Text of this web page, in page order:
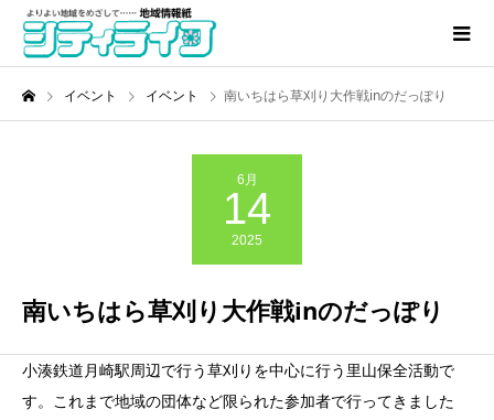
イベント イベント 南いちはら草刈り大作戦inのだっぽり
6月
14
2025
南いちはら草刈り大作戦inのだっぽり
小湊鉄道月崎駅周辺で行う草刈りを中心に行う里山保全活動で
す。これまで地域の団体など限られた参加者で行ってきました